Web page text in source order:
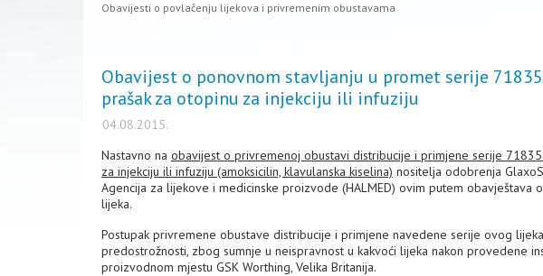
Obavijesti o povlačenju lijekova i privremenim obustavama
Obavijest o ponovnom stavljanju u promet serije
prašak za otopinu za injekciju ili infuziju
04.08.2015.
Nastavno na obavijest o privremenoj obustavi distribucije i primjene serije
za injekciju ili infuziju (amoksicilin, klavulanska kiselina) nositelja odobrenja
Agencija za lijekove i medicinske proizvode (HALMED) ovim putem
lijeka.
Postupak privremene obustave distribucije i primjene navedene serije ovog
predostrožnosti, zbog sumnje u neispravnost u kakvoći lijeka nakon provedene
proizvodnom mjestu GSK Worthing, Velika Britanija.